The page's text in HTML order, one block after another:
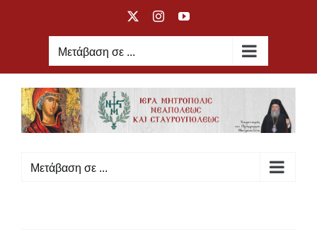
X InstagramYouTube
Μετάβαση σε ...
Μετάβαση σε ...